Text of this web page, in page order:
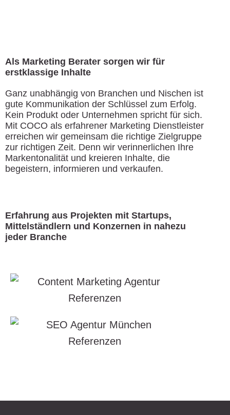
Als Marketing Berater sorgen wir für
erstklassige Inhalte
Ganz unabhängig von Branchen und Nischen ist
gute Kommunikation der Schlüssel zum Erfolg.
Kein Produkt oder Unternehmen spricht für sich.
Mit COCO als erfahrener Marketing Dienstleister
erreichen wir gemeinsam die richtige Zielgruppe
zur richtigen Zeit. Denn wir verinnerlichen Ihre
Markentonalität und kreieren Inhalte, die
begeistern, informieren und verkaufen.
Erfahrung aus Projekten mit Startups,
Mittelständlern und Konzernen in nahezu
jeder Branche